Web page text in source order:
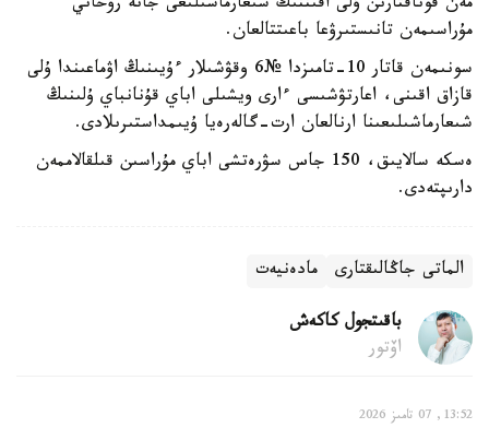
مۇراسىمەن تانىستىرۋعا باعىتتالعان.
سونىمەن قاتار 10-تامىزدا №6 وقۋشىلار ءۇيىنىڭ اۋماعىندا ۇلى
قازاق اقىنى، اعارتۋشىسى ءارى ويشىلى اباي قۇنانباي ۇلىنىڭ
شىعارماشىلىعىنا ارنالعان ارت-گالەرەيا ۇيىمداستىرىلادى.
ەسكە سالايىق، 150 جاس سۋرەتشى اباي مۇراسىن قىلقالاممەن
دارىپتەدى.
الماتى جاڭالىقتارى مادەنيەت
باقىتجول كاكەش
اۆتور
13:52, 07 تامىز 2026